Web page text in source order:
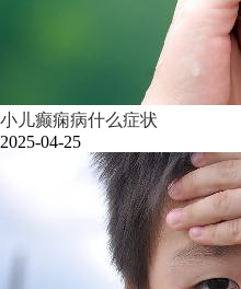
小儿癫痫病什么症状
2025-04-25